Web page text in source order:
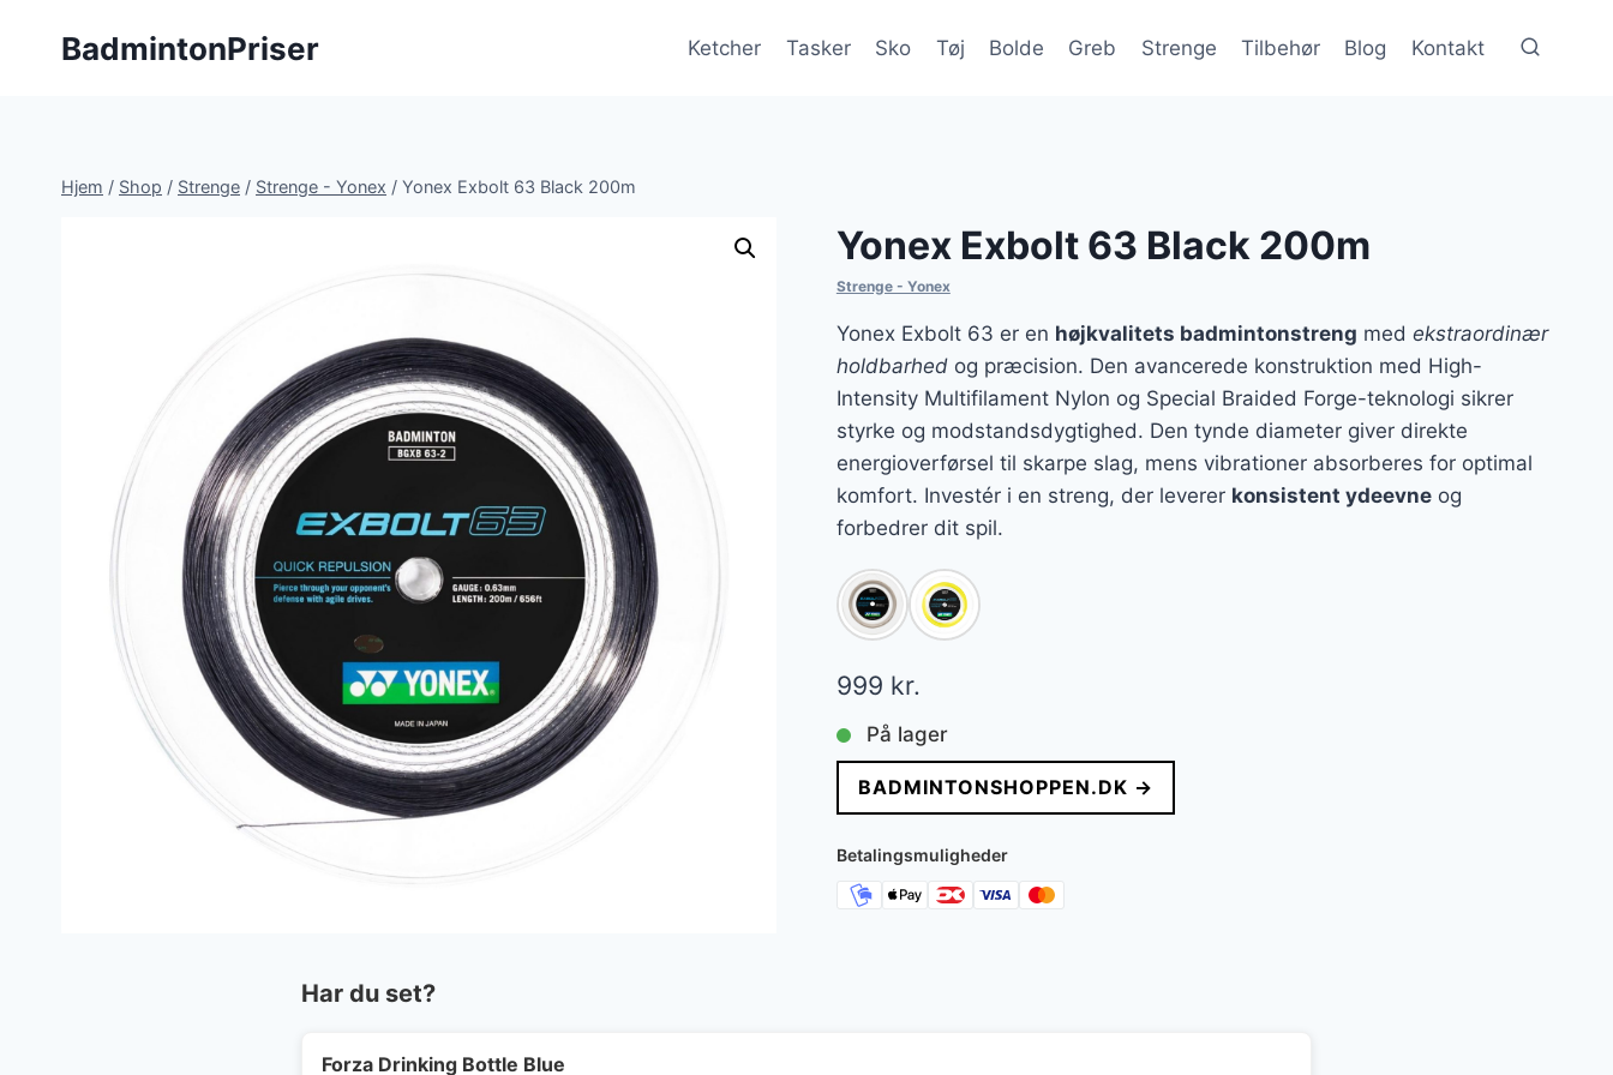
BadmintonPriser Ketcher Tasker Sko Tøj Bolde Greb Strenge Tilbehør Blog Kontakt
Hjem / Shop / Strenge / Strenge - Yonex / Yonex Exbolt 63 Black 200m
Yonex Exbolt 63 Black 200m
Strenge - Yonex
Yonex Exbolt 63 er en højkvalitets badmintonstreng med ekstraordinær
holdbarhedog præcision. Den avancerede konstruktion med High-
Intensity Multifilament Nylon og Special Braided Forge-teknologi sikrer
styrke og modstandsdygtighed. Den tynde diameter giver direkte
energioverførsel til skarpe slag, mens vibrationer absorberes for optimal
komfort. Investér i en streng, der leverer konsistent ydeevneog
forbedrer dit spil.
999 kr.
På lager
BADMINTONSHOPPEN.DK →
Betalingsmuligheder
Har du set?
Forza Drinking Bottle Blue